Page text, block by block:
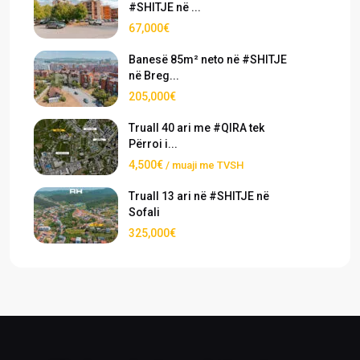
#SHITJE në ...
67,000€
Banesë 85m² neto në #SHITJE
në Breg...
205,000€
Truall 40 ari me #QIRA tek
Përroi i...
4,500€ / muaji me TVSH
Truall 13 ari në #SHITJE në
Sofali
325,000€
Estate